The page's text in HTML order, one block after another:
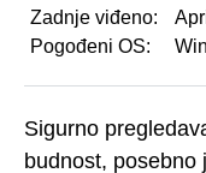
Zadnje viđeno:
Pogođeni OS:
Sigurno
budnost, posebno